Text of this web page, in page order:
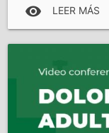
visibility LEER MÁS